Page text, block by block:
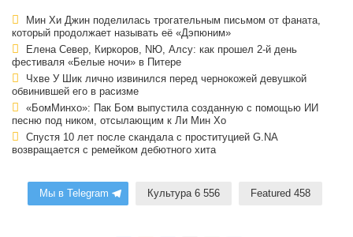
Мин Хи Джин поделилась трогательным письмом от фаната,
который продолжает называть её «Дэпюним»
Елена Север, Киркоров, NЮ, Алсу: как прошел 2-й день
фестиваля «Белые ночи» в Питере
Чхве У Шик лично извинился перед чернокожей девушкой
обвинившей его в расизме
«БомМинхо»: Пак Бом выпустила созданную с помощью ИИ
песню под ником, отсылающим к Ли Мин Хо
Спустя 10 лет после скандала с проституцией G.NA
возвращается с ремейком дебютного хита
Мы в Telegram Культура 6 556 Featured 458